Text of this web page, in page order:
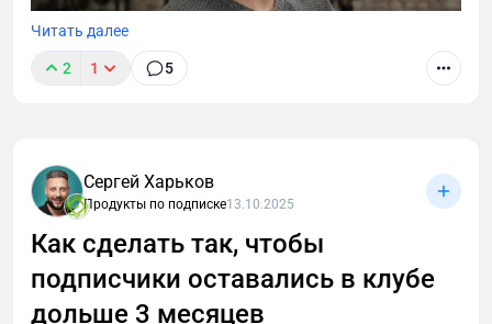
растут, реклама не окупается, аудитория “думает”,
но не платит.
Читать далее
2 1 5
Сергей Харьков
Продукты по подписке13.10.2025
Как сделать так, чтобы
подписчики оставались в клубе
дольше 3 месяцев